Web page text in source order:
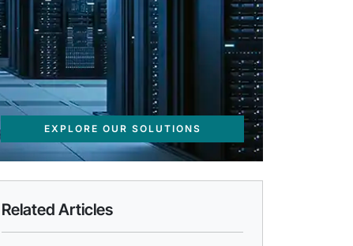
EXPLORE OUR SOLUTIONS
Related Articles